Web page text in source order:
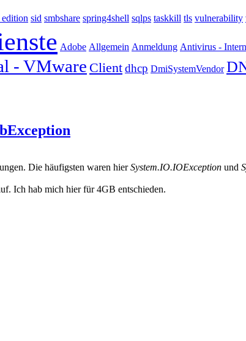
edition sid smbshare spring4shell sqlps taskkill tls vulnerability
Adobe Allgemein Anmeldung Antivirus -
- VMware Clientdhcp DmiSystemVendor
Die häufigsten waren hierSystem.IO.IOException und
Ich hab mich hier für 4GB entschieden.